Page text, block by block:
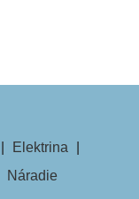
Elektrina
Náradie